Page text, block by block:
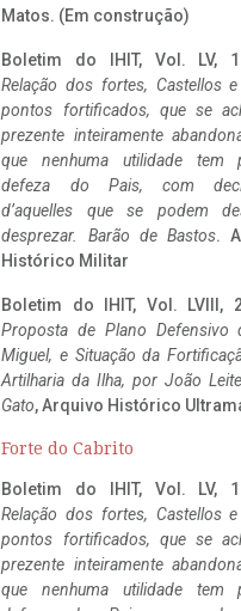
Matos. (Em construção)
Boletim do IHIT, Vol. LV,
Relação dos fortes, Castellos
pontos fortificados, que se
prezente inteiramente
que nenhuma utilidade tem
defeza do Pais, com
d’aquelles que se podem
desprezar. Barão de Bastos.
Histórico Militar
Boletim do IHIT, Vol. LVIII,
Proposta de Plano Defensivo
Miguel, e Situação da
Artilharia da Ilha, por João
Gato, Arquivo Histórico
Forte do Cabrito
Boletim do IHIT, Vol. LV,
Relação dos fortes, Castellos
pontos fortificados, que se
prezente inteiramente
que nenhuma utilidade tem